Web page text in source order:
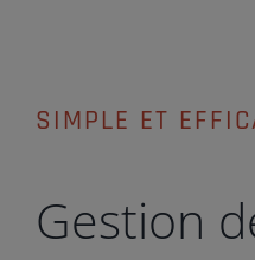
SIMPLE ET
Gestion